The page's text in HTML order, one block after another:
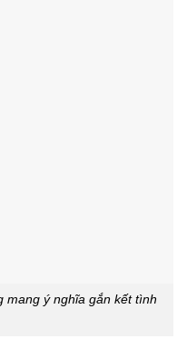
mang ý nghĩa gắn kết tình